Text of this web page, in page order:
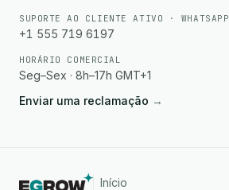
SUPORTE AO CLIENTE ATIVO · WHATSAPP
+1 555 719 6197
HORÁRIO COMERCIAL
Seg–Sex · 8h–17h GMT+1
Enviar uma reclamação →
Início